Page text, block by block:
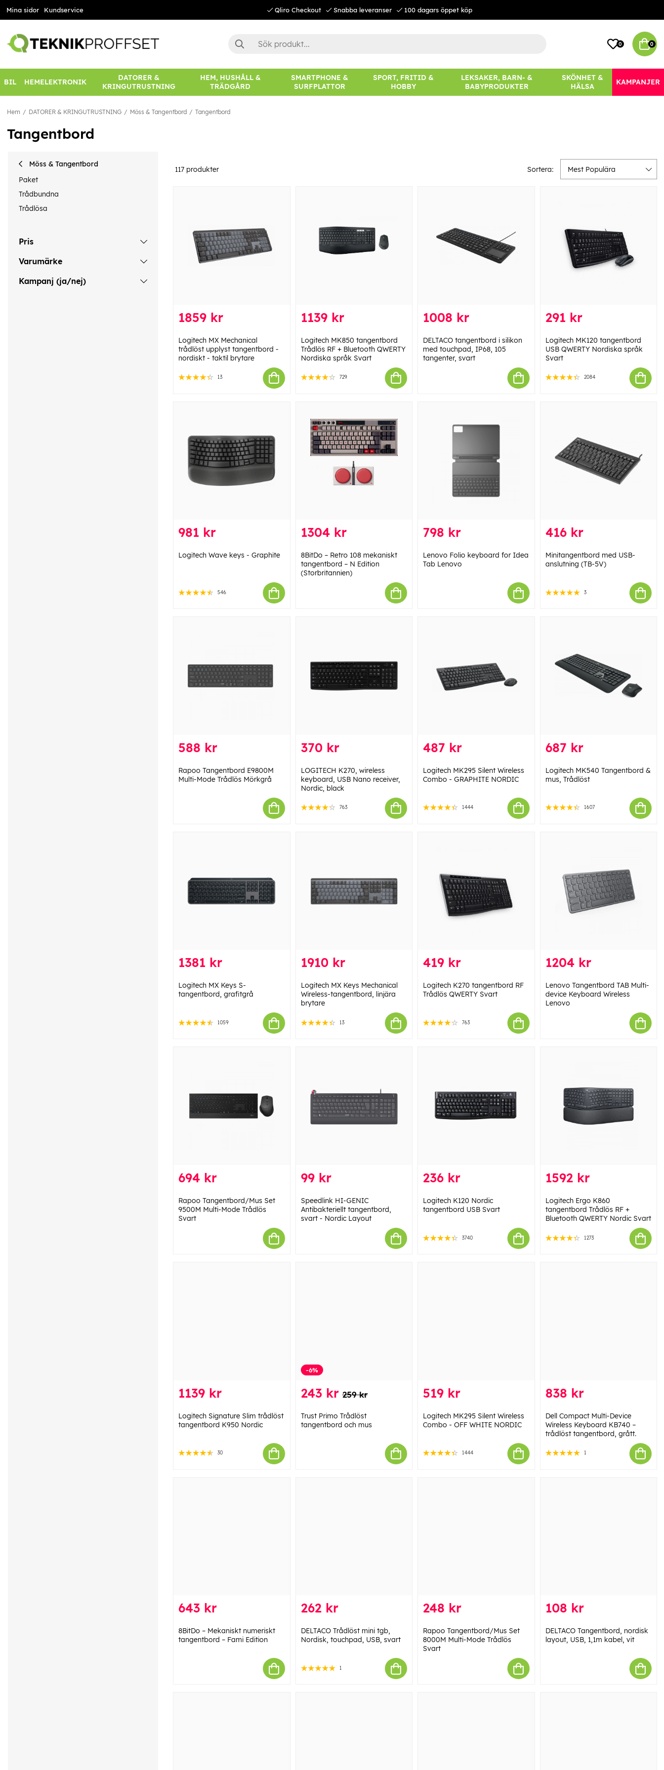
Mina sidor Kundservice Qliro Checkout Snabba leveranser 100 dagars öppet köp
0 0
BIL HEMELEKTRONIK
DATORER &
KRINGUTRUSTNING
HEM, HUSHÅLL &
TRÄDGÅRD
SMARTPHONE &
SURFPLATTOR
SPORT, FRITID &
HOBBY
LEKSAKER, BARN- &
BABYPRODUKTER
SKÖNHET &
HÄLSA
KAMPANJER
Hem DATORER & KRINGUTRUSTNING Möss & Tangentbord Tangentbord
Tangentbord
Möss & Tangentbord
Paket
Trådbundna
Trådlösa
Pris
Varumärke
Kampanj (ja/nej)
117 produkter Sortera: Mest Populära
1859 kr
Logitech MX Mechanical
trådlöst upplyst tangentbord -
nordiskt - taktil brytare
13
1139 kr
Logitech MK850 tangentbord
Trådlös RF + Bluetooth QWERTY
Nordiska språk Svart
729
1008 kr
DELTACO tangentbord i silikon
med touchpad, IP68, 105
tangenter, svart
291 kr
Logitech MK120 tangentbord
USB QWERTY Nordiska språk
Svart
2084
981 kr
Logitech Wave keys - Graphite
546
1304 kr
8BitDo – Retro 108 mekaniskt
tangentbord – N Edition
(Storbritannien)
798 kr
Lenovo Folio keyboard for Idea
Tab Lenovo
416 kr
Minitangentbord med USB-
anslutning (TB-5V)
3
588 kr
Rapoo Tangentbord E9800M
Multi-Mode Trådlös Mörkgrå
370 kr
LOGITECH K270, wireless
keyboard, USB Nano receiver,
Nordic, black
763
487 kr
Logitech MK295 Silent Wireless
Combo - GRAPHITE NORDIC
1444
687 kr
Logitech MK540 Tangentbord &
mus, Trådlöst
1607
1381 kr
Logitech MX Keys S-
tangentbord, grafitgrå
1059
1910 kr
Logitech MX Keys Mechanical
Wireless-tangentbord, linjära
brytare
13
419 kr
Logitech K270 tangentbord RF
Trådlös QWERTY Svart
763
1204 kr
Lenovo Tangentbord TAB Multi-
device Keyboard Wireless
Lenovo
694 kr
Rapoo Tangentbord/Mus Set
9500M Multi-Mode Trådlös
Svart
99 kr
Speedlink HI-GENIC
Antibakteriellt tangentbord,
svart - Nordic Layout
236 kr
Logitech K120 Nordic
tangentbord USB Svart
3740
1592 kr
Logitech Ergo K860
tangentbord Trådlös RF +
Bluetooth QWERTY Nordic Svart
1273
1139 kr
Logitech Signature Slim trådlöst
tangentbord K950 Nordic
30
-6%
243 kr 259 kr
Trust Primo Trådlöst
tangentbord och mus
519 kr
Logitech MK295 Silent Wireless
Combo - OFF WHITE NORDIC
1444
838 kr
Dell Compact Multi-Device
Wireless Keyboard KB740 –
trådlöst tangentbord, grått.
1
643 kr
8BitDo – Mekaniskt numeriskt
tangentbord – Fami Edition
262 kr
DELTACO Trådlöst mini tgb,
Nordisk, touchpad, USB, svart
1
248 kr
Rapoo Tangentbord/Mus Set
8000M Multi-Mode Trådlös
Svart
108 kr
DELTACO Tangentbord, nordisk
layout, USB, 1,1m kabel, vit